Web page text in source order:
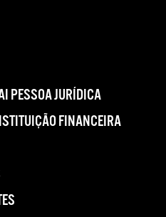
PESSOA JURÍDICA
FINANCEIRA